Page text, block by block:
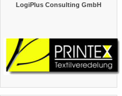
LogiPlus Consulting GmbH